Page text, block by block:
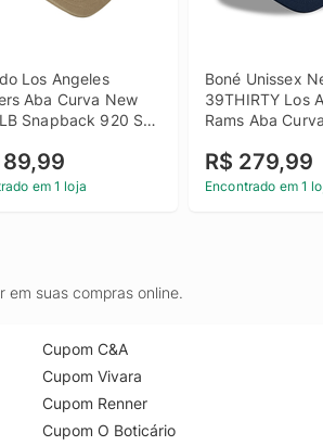
Los Angeles
Aba Curva New
Snapback 920 ST
em 1 loja
Boné Unissex
39THIRTY Los
Rams Aba Curva
R$ 279,99
Encontrado em 1
em suas compras online.
Cupom C&A
Cupom Vivara
Cupom Renner
Cupom O Boticário